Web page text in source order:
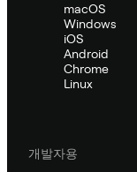
macOS
Windows
iOS
Android
Chrome
Linux
개발자용